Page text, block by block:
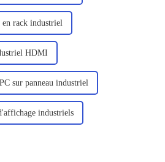
en rack industriel
HDMI
sur panneau industriel
industriels